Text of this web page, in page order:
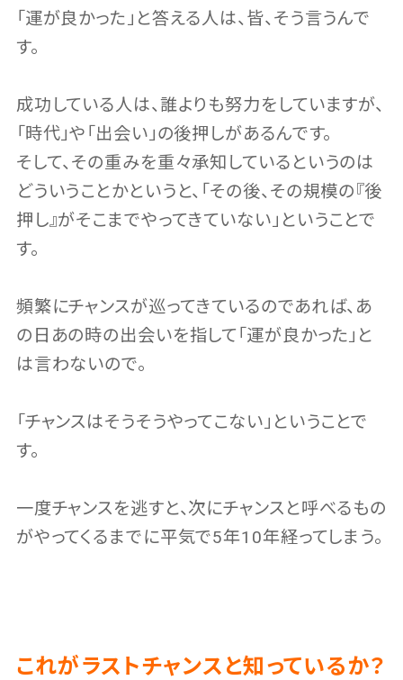
「運が良かった」と答える人は、皆、そう言うんで
す。
成功している人は、誰よりも努力をしていますが、
「時代」や「出会い」の後押しがあるんです。
そして、その重みを重々承知しているというのは
どういうことかというと、「その後、その規模の『後
押し』がそこまでやってきていない」ということで
す。
頻繁にチャンスが巡ってきているのであれば、あ
の日あの時の出会いを指して「運が良かった」と
は言わないので。
「チャンスはそうそうやってこない」ということで
す。
一度チャンスを逃すと、次にチャンスと呼べるもの
がやってくるまでに平気で5年10年経ってしまう。
これがラストチャンスと知っているか？